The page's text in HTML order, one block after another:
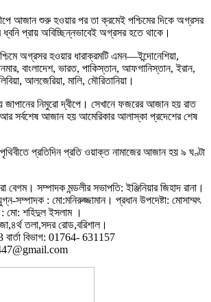
আজান শুরু হওয়ার পর তা ক্রমেই পশ্চিমের দিকে অগ্রসর
প্রায় অবিচ্ছিন্নভাবেই অগ্রসর হতে থাকে।
অগ্রসর হওয়ার ধারাক্রমটি এমন—ইন্দোনেশিয়া,
বাংলাদেশ, ভারত, পাকিস্তান, আফগানিস্তান, ইরান,
আলজেরিয়া, মালি, মৌরিতানিয়া।
নিমুরো দ্বীপে। সেখানে ফজরের আজান হয় রাত
সর্বশেষ আজান হয় আমেরিকার আলাস্কা প্রদেশের শেষ
প্রতিদিন প্রতি ওয়াক্ত নামাজের আজান হয় ৯ ঘণ্টা
বেগম। সম্পাদক মন্ডলীর সভাপতি: ইঞ্জিনিয়ার জিহাদ রানা।
সম্পাদক : মো:মনিরুজ্জামান। প্রধান উপদেষ্টা: মোসাম্মৎ
: মো: শহিদুল ইসলাম ।
তলা,সদর রোড,বরিশাল।
বিভাগ: 01764- 631157